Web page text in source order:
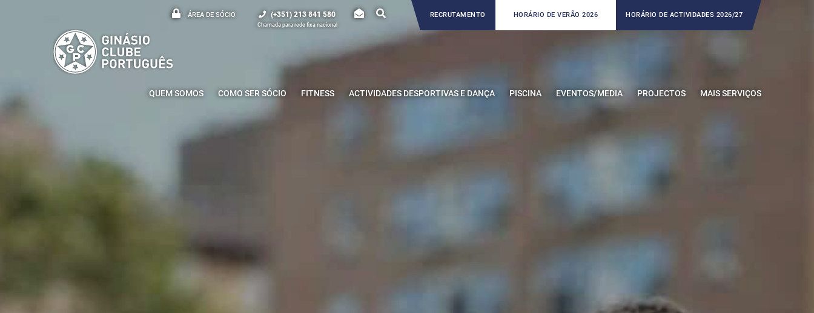
ÁREA DE SÓCIO (+351) 213 841 580
Chamada para rede fixa nacional
RECRUTAMENTO HORÁRIO DE VERÃO 2026 HORÁRIO DE ACTIVIDADES 2026/27
QUEM SOMOS COMO SER SÓCIO FITNESS ACTIVIDADES DESPORTIVAS E DANÇA PISCINA EVENTOS/MEDIA PROJECTOS MAIS SERVIÇOS